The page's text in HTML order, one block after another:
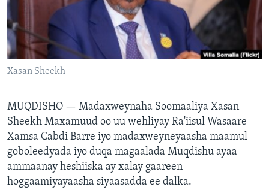
FAAQIDAADDA TODDOBAADKA
DHEXTAALKA TODDOBAADKA
Xasan Sheekh
MUQDISHO — Madaxweynaha Soomaaliya Xasan
Sheekh Maxamuud oo uu wehliyay Ra'iisul Wasaare
Xamsa Cabdi Barre iyo madaxweyneyaasha maamul
goboleedyada iyo duqa magaalada Muqdishu ayaa
ammaanay heshiiska ay xalay gaareen
hoggaamiyayaasha siyaasadda ee dalka.